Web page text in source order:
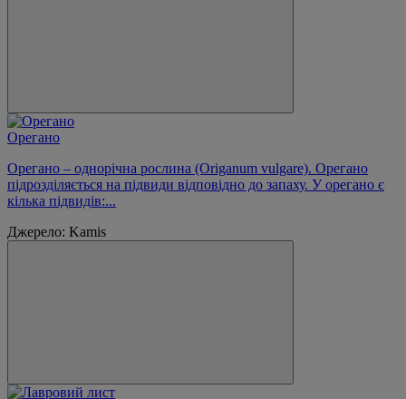
Орегано
Орегано – однорічна рослина (Origanum vulgare). Орегано
підрозділяється на підвиди відповідно до запаху. У орегано є
кілька підвидів:...
Джерело: Kamis